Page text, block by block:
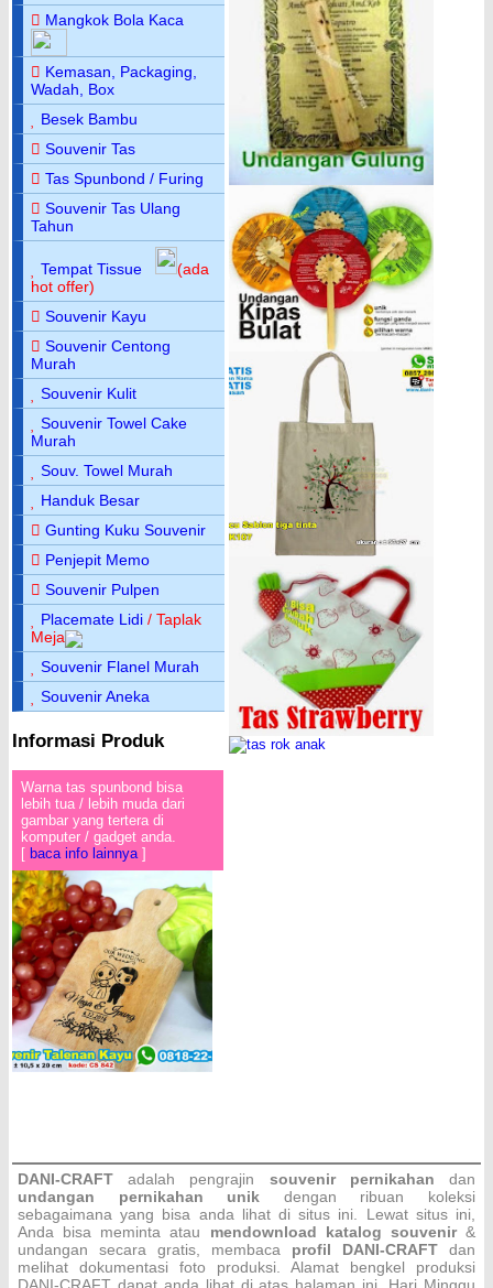
Mangkok Bola Kaca
Kemasan, Packaging,
Wadah, Box
Besek Bambu
Souvenir Tas
Tas Spunbond / Furing
Souvenir Tas Ulang
Tahun
Tempat Tissue
(ada
hot offer)
Souvenir Kayu
Souvenir Centong
Murah
Souvenir Kulit
Souvenir Towel Cake
Murah
Souv. Towel Murah
Handuk Besar
Gunting Kuku Souvenir
Penjepit Memo
Souvenir Pulpen
Placemate Lidi / Taplak
Meja
Souvenir Flanel Murah
Souvenir Aneka
Informasi Produk
Warna tas spunbond bisa
lebih tua / lebih muda dari
gambar yang tertera di
komputer / gadget anda.
[ baca info lainnya]
DANI-CRAFTadalah pengrajin souvenir pernikahandan
undangan pernikahan unik dengan ribuan koleksi
sebagaimana yang bisa anda lihat di situs ini. Lewat situs ini,
Anda bisa meminta atau mendownload katalog souvenir&
undangan secara gratis, membaca profil DANI-CRAFT dan
melihat dokumentasi foto produksi. Alamat bengkel produksi